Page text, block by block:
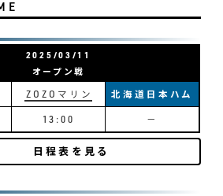
監督代行は濃人渉
監督代行
督代行は高木公男
2025/03/11
オープン戦
ZOZOマリン 北海道日本ハム
13:00 －
日程表を見る